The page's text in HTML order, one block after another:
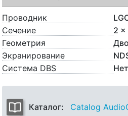
Проводник
Сечение
2 x
Геометрия
Экранирование
Система DBS
Нет
Каталог: Catalog